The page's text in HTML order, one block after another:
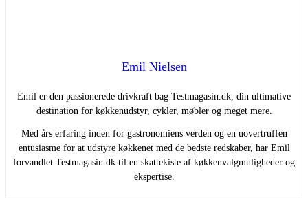
Emil Nielsen
Emil er den passionerede drivkraft bag Testmagasin.dk, din ultimative
destination for køkkenudstyr, cykler, møbler og meget mere.
Med års erfaring inden for gastronomiens verden og en uovertruffen
entusiasme for at udstyre køkkenet med de bedste redskaber, har Emil
forvandlet Testmagasin.dk til en skattekiste af køkkenvalgmuligheder og
ekspertise.